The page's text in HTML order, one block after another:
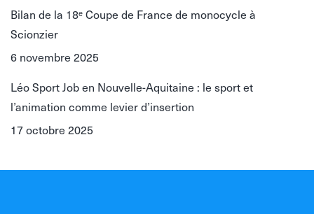
Bilan de la 18ᵉ Coupe de France de monocycle à
Scionzier
6 novembre 2025
Léo Sport Job en Nouvelle-Aquitaine : le sport et
l’animation comme levier d’insertion
17 octobre 2025